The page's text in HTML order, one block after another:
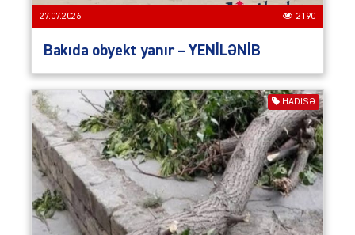
27.07.2026 2190
Bakıda obyekt yanır – YENİLƏNİB
HADISƏ